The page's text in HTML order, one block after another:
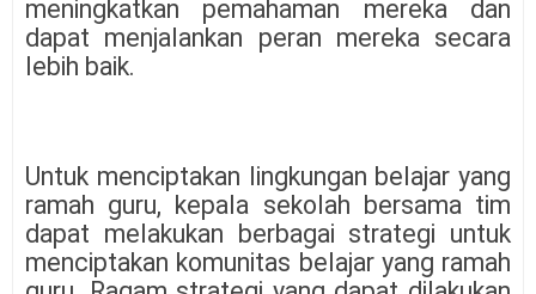
meningkatkan pemahaman mereka dan
dapat menjalankan peran mereka secara
lebih baik.
Untuk menciptakan lingkungan belajar yang
ramah guru, kepala sekolah bersama tim
dapat melakukan berbagai strategi untuk
menciptakan komunitas belajar yang ramah